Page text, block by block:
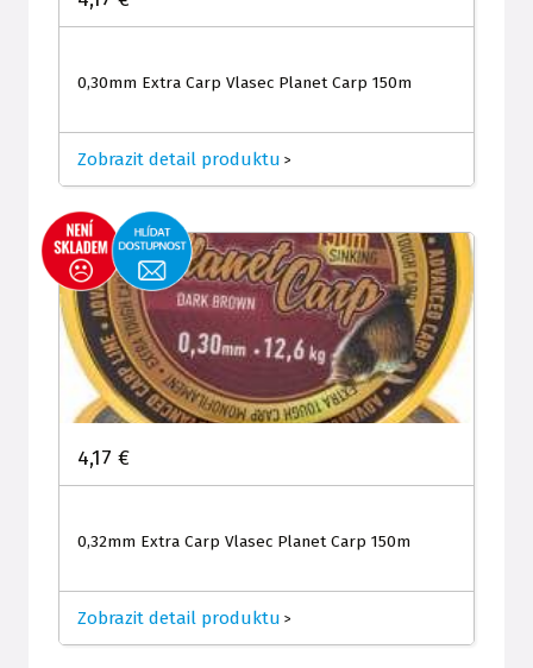
0,30mm Extra Carp Vlasec Planet Carp 150m
Zobrazit detail produktu >
4,17 €
0,32mm Extra Carp Vlasec Planet Carp 150m
Zobrazit detail produktu >